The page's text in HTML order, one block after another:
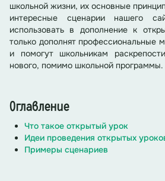
школьной жизни, их основные
интересные сценарии нашего
использовать в дополнение к
только дополнят профессиональные
и помогут школьникам
нового, помимо школьной программы.
Оглавление
Что такое открытый урок
Идеи проведения открытых
Примеры сценариев